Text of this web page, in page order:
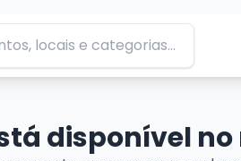
disponível